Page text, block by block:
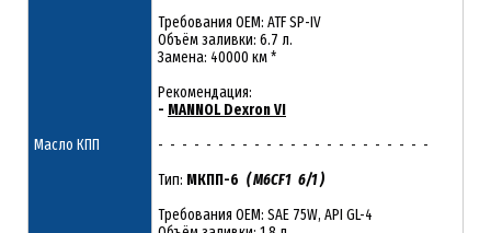
Масло КПП
Требования OEM: ATF SP-IV
Объём заливки: 6.7 л.
Замена: 40000 км *
Рекомендация:
- MANNOL Dexron VI
- - - - - - - - - - - - - - - - - - - - - - -
Тип: МКПП-6 ( M6CF1 6/1 )
Требования OEM: SAE 75W, API GL-4